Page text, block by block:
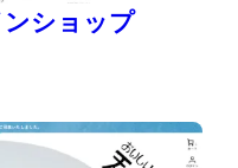
ショップ